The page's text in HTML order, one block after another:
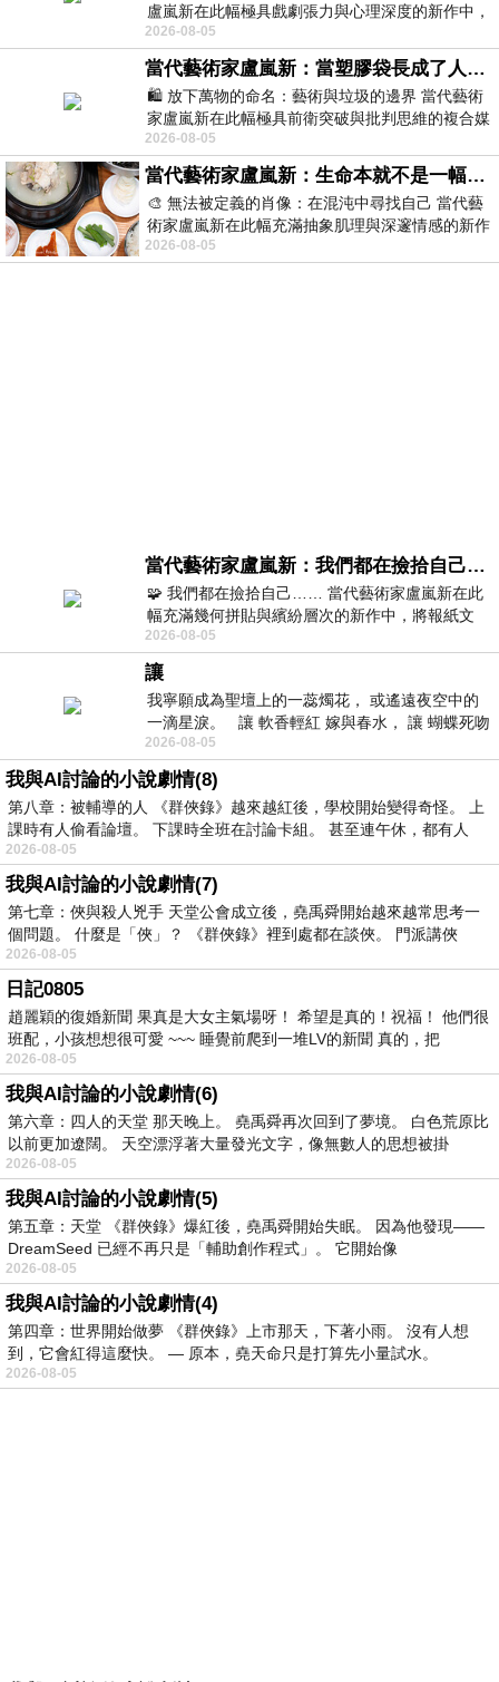
盧嵐新在此幅極具戲劇張力與心理深度的新作中，
運用質感豐富的紙材肌理、墨痕與大膽的
2026-08-05
當代藝術家盧嵐新：當塑膠袋長成了人的模樣，我們的目光是否學會了放下偏見？
🛍️ 放下萬物的命名：藝術與垃圾的邊界 當代藝術
家盧嵐新在此幅極具前衛突破與批判思維的複合媒
材新作中，直接將被大眾定義為廢棄物
2026-08-05
當代藝術家盧嵐新：生命本就不是一幅能被定義的肖像，在混亂與交疊中拼湊完整的靈魂
🎨 無法被定義的肖像：在混沌中尋找自己 當代藝
術家盧嵐新在此幅充滿抽象肌理與深邃情感的新作
中，以灰白為基底，交織著塗抹、刮擦與
2026-08-05
當代藝術家盧嵐新：我們都在撿拾自己，將散落的情緒與碎片，拼回生命完整的輪廓
🧩 我們都在撿拾自己…… 當代藝術家盧嵐新在此
幅充滿幾何拼貼與繽紛層次的新作中，將報紙文
字、彩色剪紙與明亮顏料層層
2026-08-05
讓
我寧願成為聖壇上的一蕊燭花， 或遙遠夜空中的
一滴星淚。 讓 軟香輕紅 嫁與春水， 讓 蝴蝶死吻
夏日最後一瓣玫瑰， 讓
2026-08-05
我與AI討論的小說劇情(8)
第八章：被輔導的人 《群俠錄》越來越紅後，學校開始變得奇怪。 上
課時有人偷看論壇。 下課時全班在討論卡組。 甚至連午休，都有人
2026-08-05
我與AI討論的小說劇情(7)
第七章：俠與殺人兇手 天堂公會成立後，堯禹舜開始越來越常思考一
個問題。 什麼是「俠」？ 《群俠錄》裡到處都在談俠。 門派講俠
2026-08-05
日記0805
趙麗穎的復婚新聞 果真是大女主氣場呀！ 希望是真的！祝福！ 他們很
班配，小孩想想很可愛 ~~~ 睡覺前爬到一堆LV的新聞 真的，把
2026-08-05
我與AI討論的小說劇情(6)
第六章：四人的天堂 那天晚上。 堯禹舜再次回到了夢境。 白色荒原比
以前更加遼闊。 天空漂浮著大量發光文字，像無數人的思想被掛
2026-08-05
我與AI討論的小說劇情(5)
第五章：天堂 《群俠錄》爆紅後，堯禹舜開始失眠。 因為他發現——
DreamSeed 已經不再只是「輔助創作程式」。 它開始像
2026-08-05
我與AI討論的小說劇情(4)
第四章：世界開始做夢 《群俠錄》上市那天，下著小雨。 沒有人想
到，它會紅得這麼快。 — 原本，堯天命只是打算先小量試水。
2026-08-05